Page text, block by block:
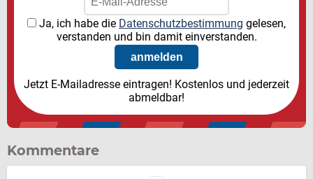
Ja, ich habe die Datenschutzbestimmung gelesen,
verstanden und bin damit einverstanden.
Jetzt E-Mailadresse eintragen! Kostenlos und jederzeit
abmeldbar!
Kommentare